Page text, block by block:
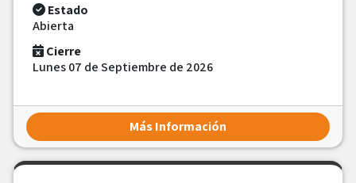
Estado
Abierta
Cierre
Lunes 07 de Septiembre de 2026
Más Información